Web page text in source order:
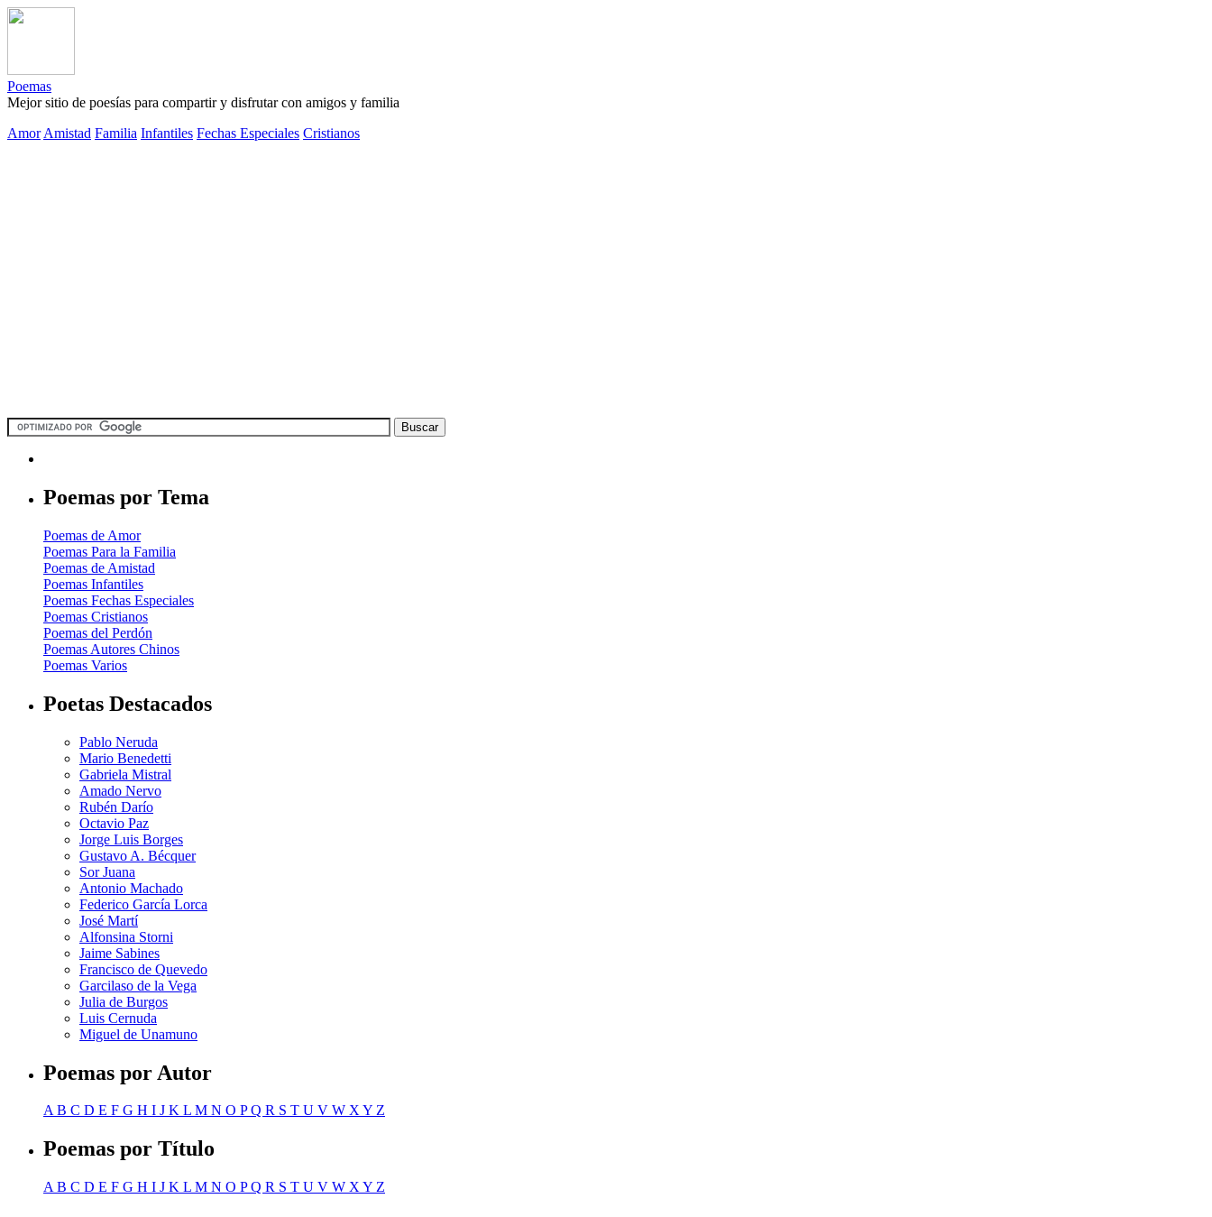
Poemas
Mejor sitio de poesías para compartir y disfrutar con amigos y familia
Amor Amistad Familia Infantiles Fechas Especiales Cristianos
Poemas por Tema
Poemas de Amor
Poemas Para la Familia
Poemas de Amistad
Poemas Infantiles
Poemas Fechas Especiales
Poemas Cristianos
Poemas del Perdón
Poemas Autores Chinos
Poemas Varios
Poetas Destacados
Pablo Neruda
Mario Benedetti
Gabriela Mistral
Amado Nervo
Rubén Darío
Octavio Paz
Jorge Luis Borges
Gustavo A. Bécquer
Sor Juana
Antonio Machado
Federico García Lorca
José Martí
Alfonsina Storni
Jaime Sabines
Francisco de Quevedo
Garcilaso de la Vega
Julia de Burgos
Luis Cernuda
Miguel de Unamuno
Poemas por Autor
AB C D E F G H I J K L M N O PQ R S T U V W XY Z
Poemas por Título
A B C D E F G H I J K L M N O PQ R S T U V W X Y Z